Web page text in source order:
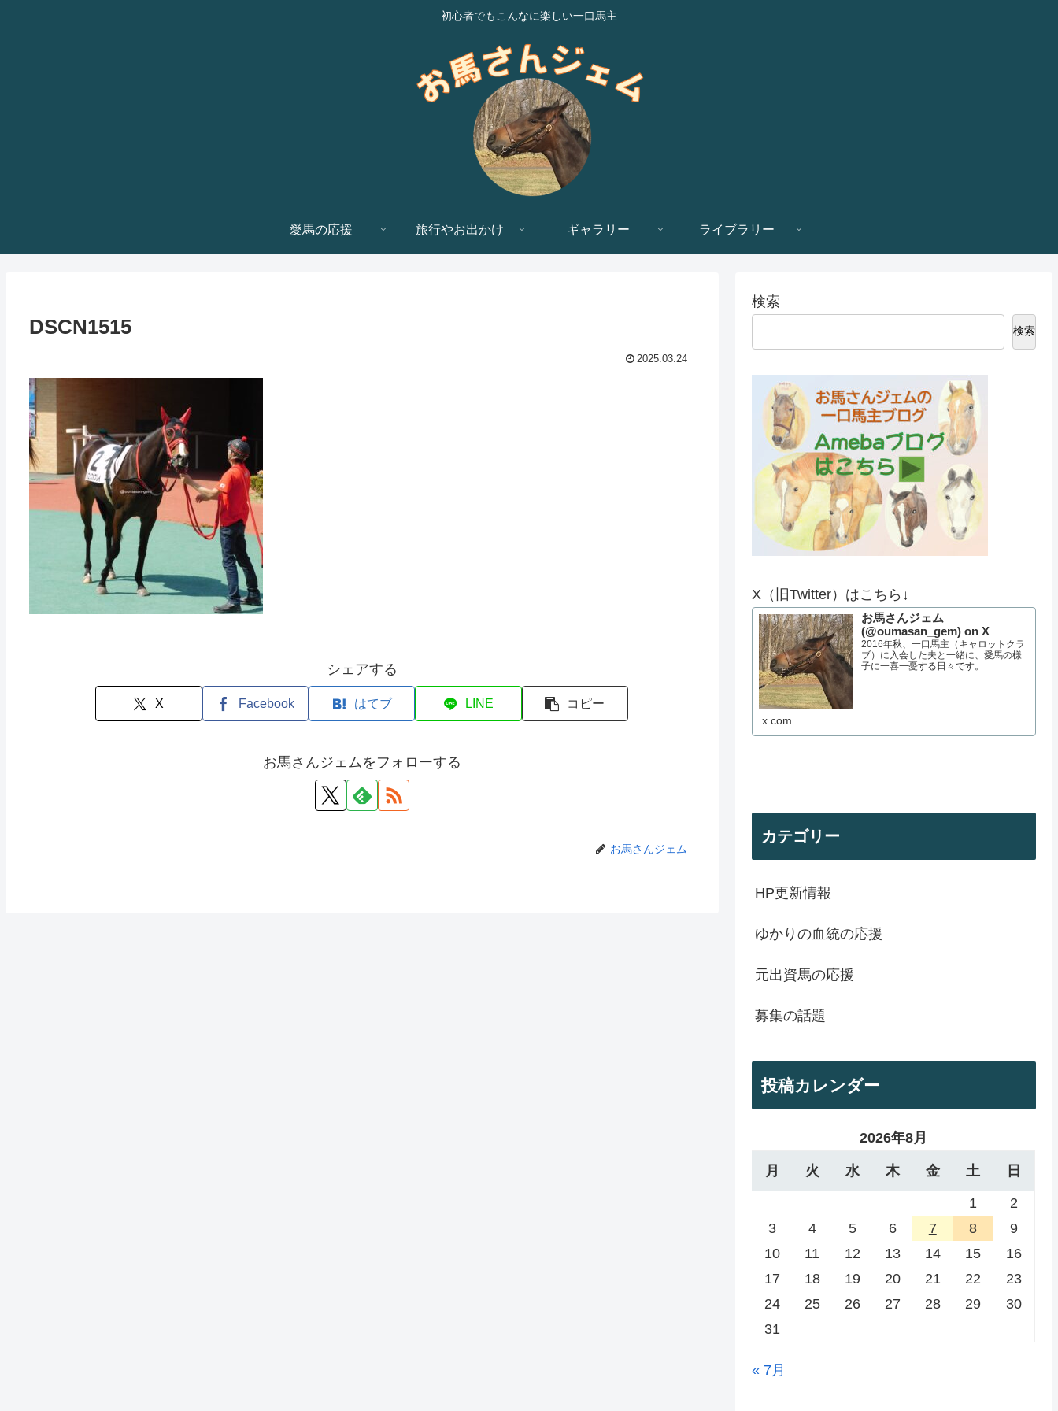
初心者でもこんなに楽しい一口馬主
愛馬の応援 旅行やお出かけ ギャラリー ライブラリー
DSCN1515
2025.03.24
シェアする
X Facebook はてブ LINE コピー
お馬さんジェムをフォローする
お馬さんジェム
検索
検索
X（旧Twitter）はこちら↓
お馬さんジェム
(@oumasan_gem) on X
2016年秋、一口馬主（キャロットクラ
ブ）に入会した夫と一緒に、愛馬の様
子に一喜一憂する日々です。
x.com
カテゴリー
HP更新情報
ゆかりの血統の応援
元出資馬の応援
募集の話題
投稿カレンダー
2026年8月
月 火 水 木 金 土 日
1
2
3
4 5 6 7 8
9
10
11 12 13 14 15
16
17
18 19 20 21 22
23
24
25 26 27 28 29
30
31
« 7月